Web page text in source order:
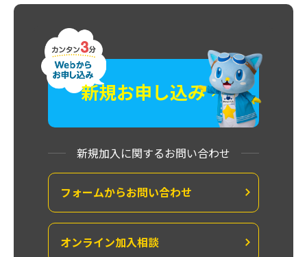
新規お申し込み
新規加入に関するお問い合わせ
フォームからお問い合わせ
オンライン加入相談